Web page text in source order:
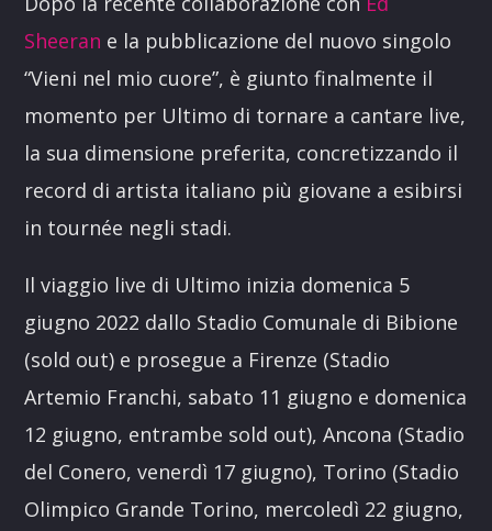
Sheeran e la pubblicazione del nuovo singolo
“Vieni nel mio cuore”, è giunto finalmente il
momento per Ultimo di tornare a cantare live,
la sua dimensione preferita, concretizzando il
record di artista italiano più giovane a esibirsi
in tournée negli stadi.
Il viaggio live di Ultimo inizia domenica 5
giugno 2022 dallo Stadio Comunale di Bibione
(sold out) e prosegue a Firenze (Stadio
Artemio Franchi, sabato 11 giugno e domenica
12 giugno, entrambe sold out), Ancona (Stadio
del Conero, venerdì 17 giugno), Torino (Stadio
Olimpico Grande Torino, mercoledì 22 giugno,